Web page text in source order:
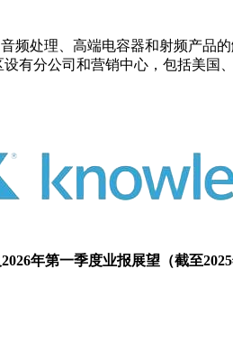
频处理、高端电容器和射频产品
有分公司和营销中心，包括美
年第一季度业报展望（截至2025